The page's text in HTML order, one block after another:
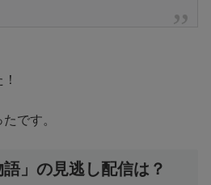
です。
語」の見逃し配信は？